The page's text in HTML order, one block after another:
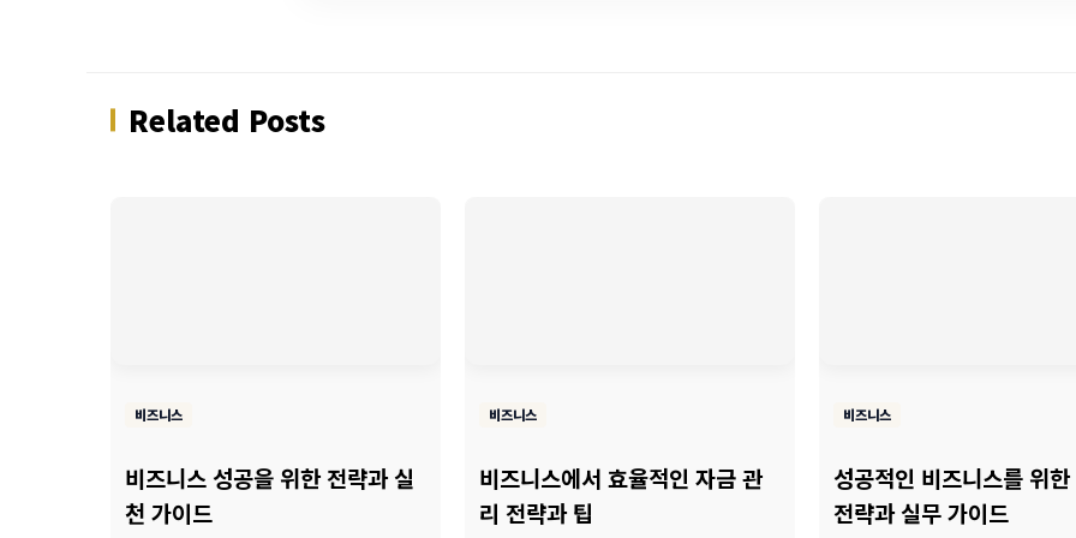
Related Posts
비즈니스
비즈니스 성공을 위한 전략과 실
천 가이드
비즈니스
비즈니스에서 효율적인 자금 관
리 전략과 팁
비즈니스
성공적인 비즈니스를 위
전략과 실무 가이드